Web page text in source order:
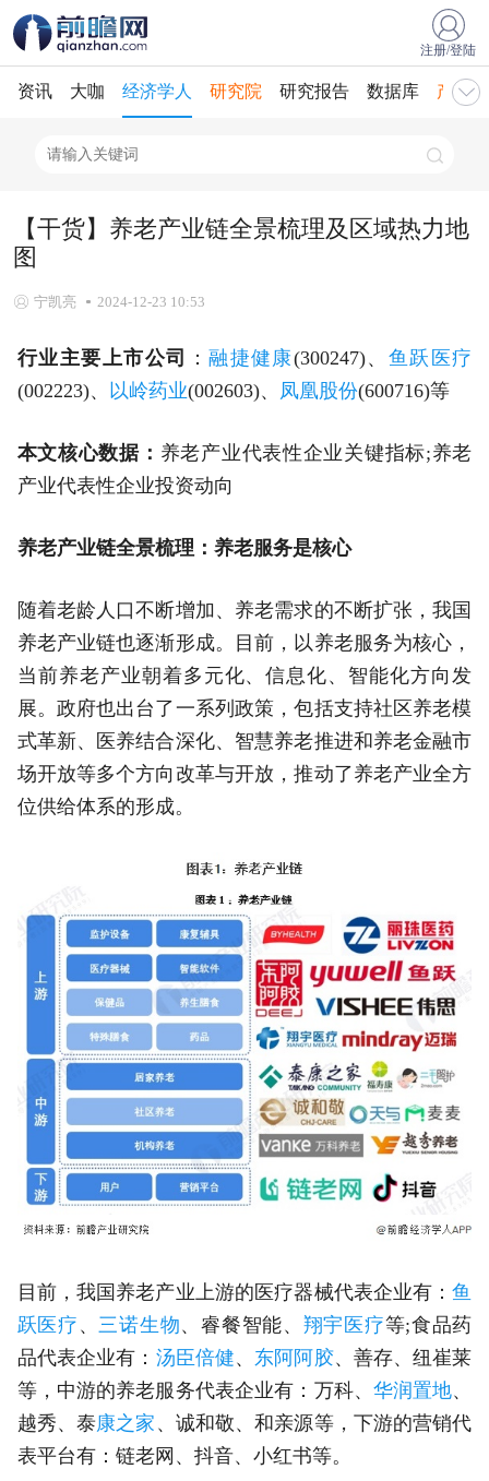
注册/登陆
资讯 大咖 经济学人 研究院 研究报告 数据库 产业
【干货】养老产业链全景梳理及区域热力地
图
宁凯亮 2024-12-23 10:53
行业主要上市公司 ：融捷健康(300247)、 鱼跃医疗
(002223)、
以岭药业(002603)、 凤凰股份(600716)等
本文核心数据： 养老产业代表性企业关键指标;养老
产业代表性企业投资动向
养老产业链全景梳理：养老服务是核心
随着老龄人口不断增加、养老需求的不断扩张，我国
养老产业链也逐渐形成。目前，以养老服务为核心，
当前养老产业朝着多元化、信息化、智能化方向发
展。政府也出台了一系列政策，包括支持社区养老模
式革新、医养结合深化、智慧养老推进和养老金融市
场开放等多个方向改革与开放，推动了养老产业全方
位供给体系的形成。
目前，我国养老产业上游的医疗器械代表企业有：鱼
跃医疗 、三诺生物、睿餐智能、 翔宇医疗等;食品药
品代表企业有： 汤臣倍健、 东阿阿胶、善存、纽崔莱
等，中游的养老服务代表企业有：万科、 华润置地、
越秀、泰康之家 、诚和敬、和亲源等，下游的营销代
表平台有：链老网、抖音、小红书等。